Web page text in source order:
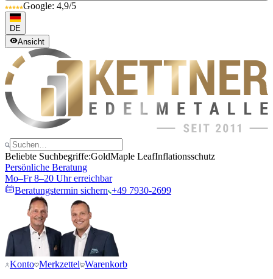
Google: 4,9/5
DE
Ansicht
Beliebte Suchbegriffe:GoldMaple LeafInflationsschutz
Persönliche Beratung
Mo–Fr 8–20 Uhr erreichbar
Beratungstermin sichern +49 7930-2699
Konto Merkzettel Warenkorb